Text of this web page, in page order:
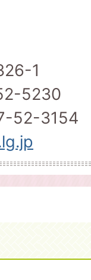
1
5230
52-3154